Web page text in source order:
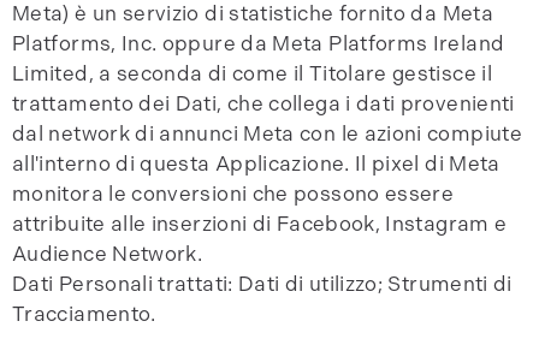
Meta) è un servizio di statistiche fornito da Meta
Platforms, Inc. oppure da Meta Platforms Ireland
Limited, a seconda di come il Titolare gestisce il
trattamento dei Dati, che collega i dati provenienti
dal network di annunci Meta con le azioni compiute
all'interno di questa Applicazione. Il pixel di Meta
monitora le conversioni che possono essere
attribuite alle inserzioni di Facebook, Instagram e
Audience Network.
Dati Personali trattati: Dati di utilizzo; Strumenti di
Tracciamento.